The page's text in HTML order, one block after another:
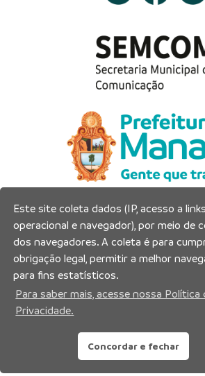
Prefeitura Municipal de
Município de
Av. Brasil, 2971 –
CEP: 69036-110
Este site coleta dados (IP, acesso a
operacional e navegador), por meio de
dos navegadores. A coleta é para
obrigação legal, permitir a melhor
para fins estatísticos.
Para saber mais, acesse nossa Política
Privacidade.
Concordar e fechar